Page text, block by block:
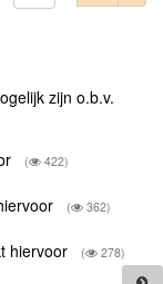
zijn o.b.v.
( 422)
( 362)
hiervoor ( 278)